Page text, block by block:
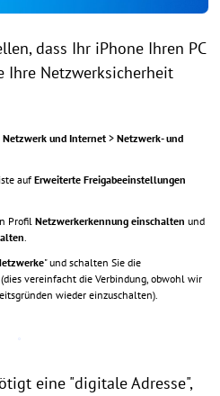
dass Ihr iPhone Ihren PC
Ihre Netzwerksicherheit
Netzwerk und Internet > Netzwerk- und
auf Erweiterte Freigabeeinstellungen
Profil Netzwerkerkennung einschalten und
.
" und schalten Sie die
vereinfacht die Verbindung, obwohl wir
wieder einzuschalten).
eine "digitale Adresse",